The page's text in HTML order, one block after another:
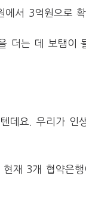
서 3억원으로 확
더는 데 보탬이
데요. 우리가 인
재 3개 협약은행